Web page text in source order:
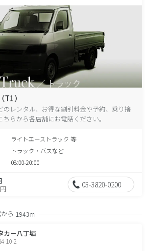
）
のレンタル、お得な割引料金や予約、乗り捨
らから各店舗にお電話ください。
ライトエーストラック 等
トラック・バスなど
08:00-20:00
03-3820-0200
ら 1943m
カー八丁堀
10-2